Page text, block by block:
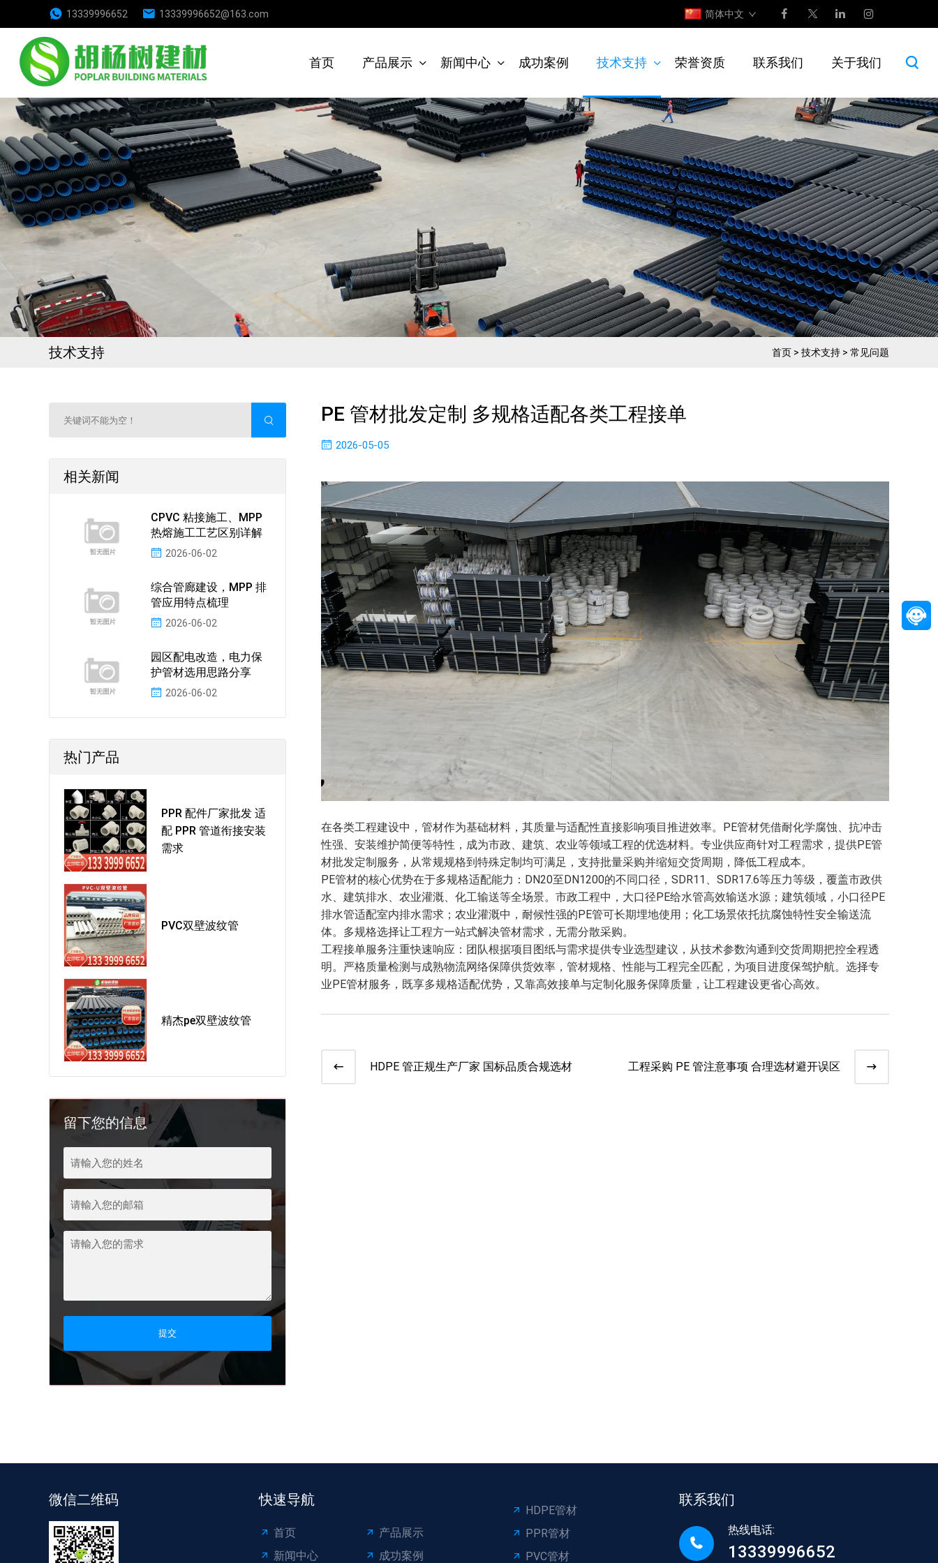
13339996652 13339996652@163.com 简体中文
首页 产品展示 新闻中心 成功案例 技术支持 荣誉资质 联系我们 关于我们
技术支持 首页 > 技术支持 > 常见问题
相关新闻
CPVC 粘接施工、MPP
热熔施工工艺区别详解
2026-06-02
综合管廊建设，MPP 排
管应用特点梳理
2026-06-02
园区配电改造，电力保
护管材选用思路分享
2026-06-02
热门产品
PPR 配件厂家批发 适
配 PPR 管道衔接安装
需求
PVC双壁波纹管
精杰pe双壁波纹管
留下您的信息
提交
PE 管材批发定制 多规格适配各类工程接单
2026-05-05
在各类工程建设中，管材作为基础材料，其质量与适配性直接影响项目推进效率。PE管材凭借耐化学腐蚀、抗冲击
性强、安装维护简便等特性，成为市政、建筑、农业等领域工程的优选材料。专业供应商针对工程需求，提供PE管
材批发定制服务，从常规规格到特殊定制均可满足，支持批量采购并缩短交货周期，降低工程成本。
PE管材的核心优势在于多规格适配能力：DN20至DN1200的不同口径，SDR11、SDR17.6等压力等级，覆盖市政供
水、建筑排水、农业灌溉、化工输送等全场景。市政工程中，大口径PE给水管高效输送水源；建筑领域，小口径PE
排水管适配室内排水需求；农业灌溉中，耐候性强的PE管可长期埋地使用；化工场景依托抗腐蚀特性安全输送流
体。多规格选择让工程方一站式解决管材需求，无需分散采购。
工程接单服务注重快速响应：团队根据项目图纸与需求提供专业选型建议，从技术参数沟通到交货周期把控全程透
明。严格质量检测与成熟物流网络保障供货效率，管材规格、性能与工程完全匹配，为项目进度保驾护航。选择专
业PE管材服务，既享多规格适配优势，又靠高效接单与定制化服务保障质量，让工程建设更省心高效。
HDPE 管正规生产厂家 国标品质合规选材 工程采购 PE 管注意事项 合理选材避开误区
微信二维码 快速导航
首页
产品展示
新闻中心
成功案例
HDPE管材
PPR管材
PVC管材
联系我们
热线电话:
13339996652